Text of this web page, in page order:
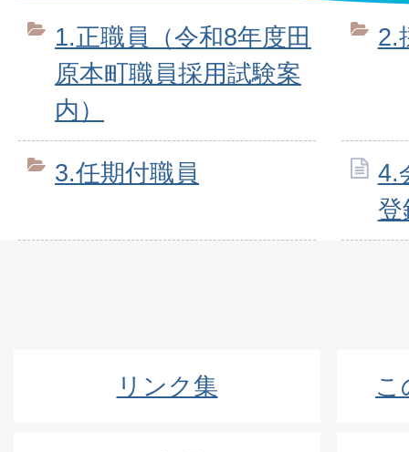
1.正職員（令和8年度田
原本町職員採用試験案
内）
2.
3.任期付職員
4.
登
リンク集 こ